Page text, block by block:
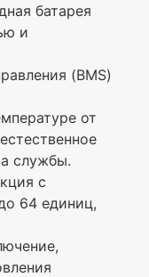
батарея
и
(BMS)
от
службы.
с
64 единиц,